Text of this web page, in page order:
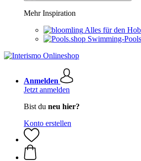
Mehr Inspiration
Alles für den
Swimming-
Anmelden
Jetzt anmelden
Bist du neu hier?
Konto erstellen